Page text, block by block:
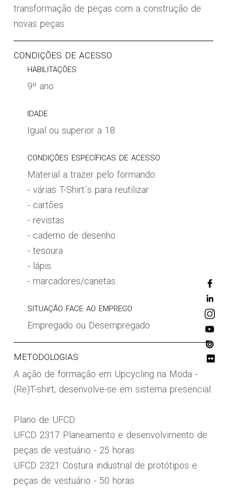
transformação de peças com a construção de
novas peças.
CONDIÇÕES DE ACESSO
HABILITAÇÕES
9º ano
IDADE
Igual ou superior a 18
CONDIÇÕES ESPECÍFICAS DE ACESSO
Material a trazer pelo formando:
- várias T-Shirt´s para reutilizar
- cartões
- revistas
- caderno de desenho
- tesoura
- lápis
- marcadores/canetas
SITUAÇÃO FACE AO EMPREGO
Empregado ou Desempregado
METODOLOGIAS
A ação de formação em Upcycling na Moda -
(Re)T-shirt, desenvolve-se em sistema presencial.
Plano de UFCD:
UFCD 2317 Planeamento e desenvolvimento de
peças de vestuário - 25 horas
UFCD 2321 Costura industrial de protótipos e
peças de vestuário - 50 horas